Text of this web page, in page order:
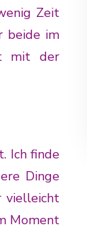
Zeit
beide im
mit der
Ich finde
Dinge
vielleicht
Moment